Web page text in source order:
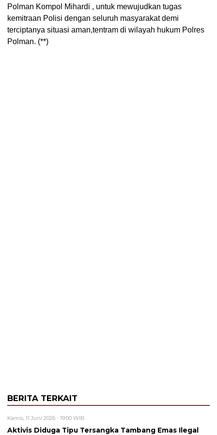
Polman Kompol Mihardi , untuk mewujudkan tugas
kemitraan Polisi dengan seluruh masyarakat demi
terciptanya situasi aman,tentram di wilayah hukum Polres
Polman. (**)
BERITA TERKAIT
Kamis, 11 Juni 2026 - 19:00 WIB
Aktivis Diduga Tipu Tersangka Tambang Emas Ilegal